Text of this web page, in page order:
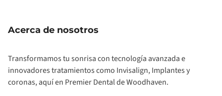
Acerca de nosotros
Transformamos tu sonrisa con tecnología avanzada e
innovadores tratamientos como Invisalign, Implantes y
coronas, aquí en Premier Dental de Woodhaven.